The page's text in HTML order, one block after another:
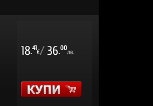
18.41
€/ 36.00
лв.